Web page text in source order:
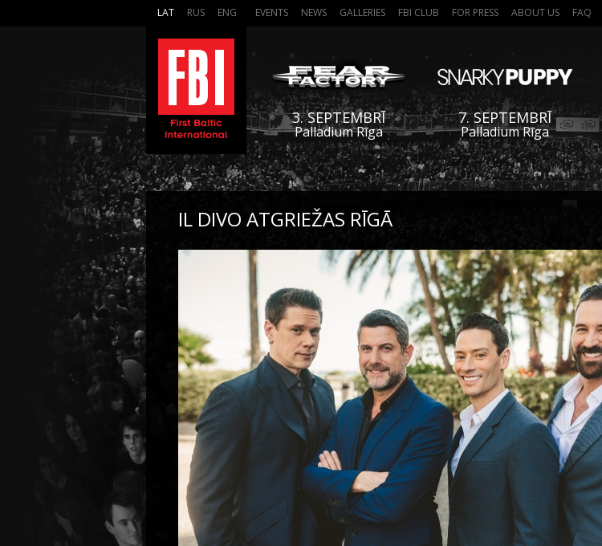
LAT RUS ENG EVENTS NEWS GALLERIES FBI CLUB FOR PRESS ABOUT US FAQ
3. SEPTEMBRĪ
Palladium Rīga
7. SEPTEMBRĪ
Palladium Rīga
IL DIVO ATGRIEŽAS RĪGĀ